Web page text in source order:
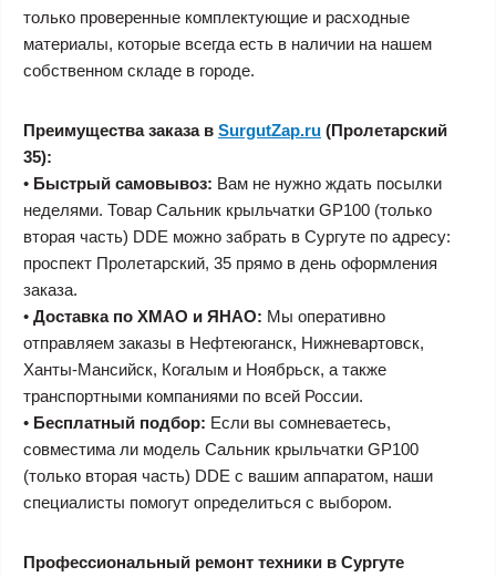
только проверенные комплектующие и расходные
материалы, которые всегда есть в наличии на нашем
собственном складе в городе.
Преимущества заказа в SurgutZap.ru (Пролетарский
35):
• Быстрый самовывоз: Вам не нужно ждать посылки
неделями. Товар Сальник крыльчатки GP100 (только
вторая часть) DDE можно забрать в Сургуте по адресу:
проспект Пролетарский, 35 прямо в день оформления
заказа.
• Доставка по ХМАО и ЯНАО: Мы оперативно
отправляем заказы в Нефтеюганск, Нижневартовск,
Ханты-Мансийск, Когалым и Ноябрьск, а также
транспортными компаниями по всей России.
• Бесплатный подбор: Если вы сомневаетесь,
совместима ли модель Сальник крыльчатки GP100
(только вторая часть) DDE с вашим аппаратом, наши
специалисты помогут определиться с выбором.
Профессиональный ремонт техники в Сургуте